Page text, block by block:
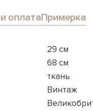
оплатаПримерка
29 см
68 см
ткань
Винтаж